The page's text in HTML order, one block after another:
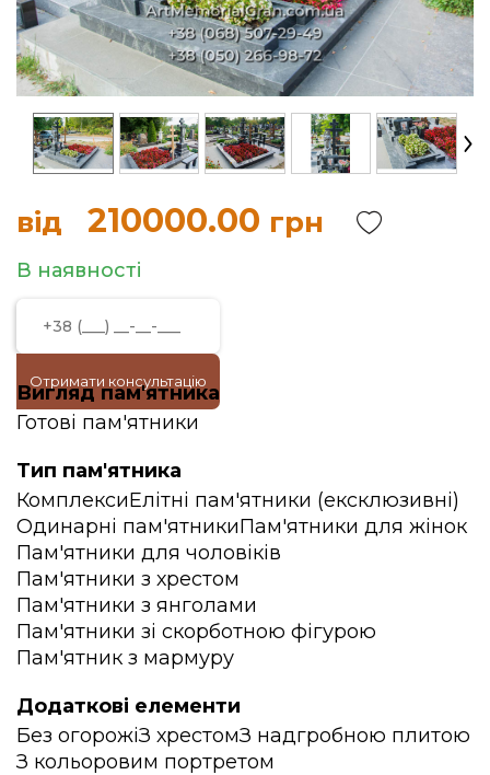
від 210000.00 грн
В наявності
Отримати консультацію
Вигляд пам'ятника
Готові пам'ятники
Тип пам'ятника
КомплексиЕлітні пам'ятники (ексклюзивні)
Одинарні пам'ятникиПам'ятники для жінок
Пам'ятники для чоловіків
Пам'ятники з хрестом
Пам'ятники з янголами
Пам'ятники зі скорботною фігурою
Пам'ятник з мармуру
Додаткові елементи
Без огорожіЗ хрестомЗ надгробною плитою
З кольоровим портретом